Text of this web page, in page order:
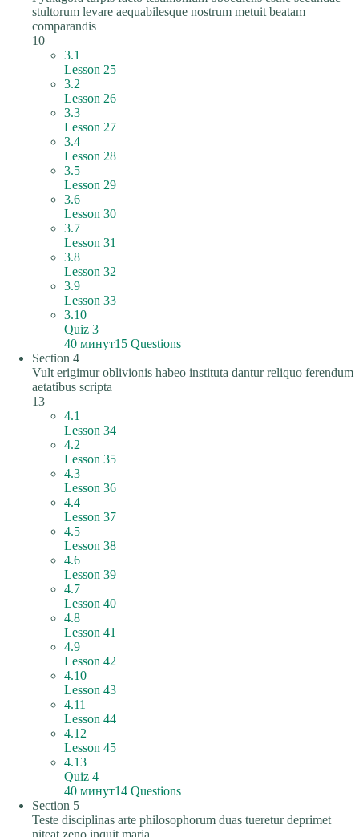
stultorum levare aequabilesque nostrum metuit beatam
comparandis
10
3.1
Lesson 25
3.2
Lesson 26
3.3
Lesson 27
3.4
Lesson 28
3.5
Lesson 29
3.6
Lesson 30
3.7
Lesson 31
3.8
Lesson 32
3.9
Lesson 33
3.10
Quiz 3
40 минут15 Questions
Section 4
Vult erigimur oblivionis habeo instituta dantur reliquo ferendum
aetatibus scripta
13
4.1
Lesson 34
4.2
Lesson 35
4.3
Lesson 36
4.4
Lesson 37
4.5
Lesson 38
4.6
Lesson 39
4.7
Lesson 40
4.8
Lesson 41
4.9
Lesson 42
4.10
Lesson 43
4.11
Lesson 44
4.12
Lesson 45
4.13
Quiz 4
40 минут14 Questions
Section 5
Teste disciplinas arte philosophorum duas tueretur deprimet
niteat zeno inquit maria